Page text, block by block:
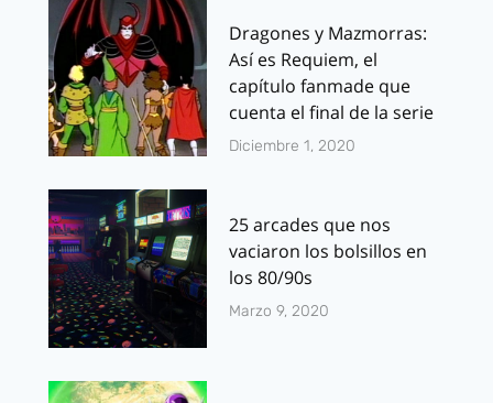
Dragones y Mazmorras:
Así es Requiem, el
capítulo fanmade que
cuenta el final de la serie
Diciembre 1, 2020
25 arcades que nos
vaciaron los bolsillos en
los 80/90s
Marzo 9, 2020